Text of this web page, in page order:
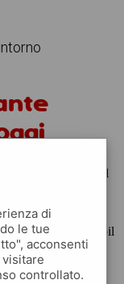
tamoil
di
le tue
acconsenti
controllato.